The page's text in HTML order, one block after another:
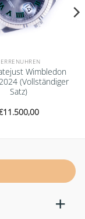
Wimbledon
(Vollständiger
Satz)
11.500,00